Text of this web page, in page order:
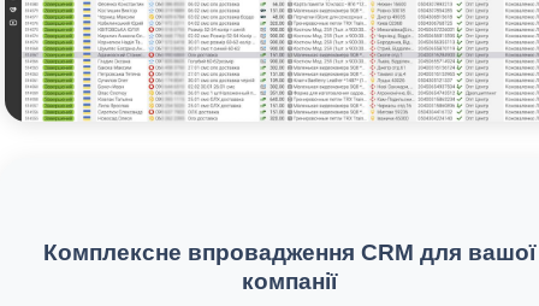
Комплексне впровадження CRM для вашої
компанії